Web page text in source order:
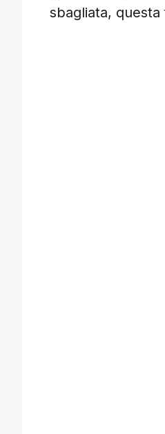
sbagliata,